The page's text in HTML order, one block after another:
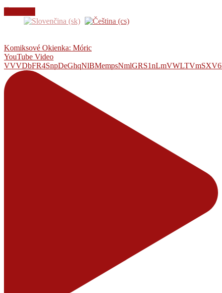
Komiksové Okienka: Móric
YouTube Video